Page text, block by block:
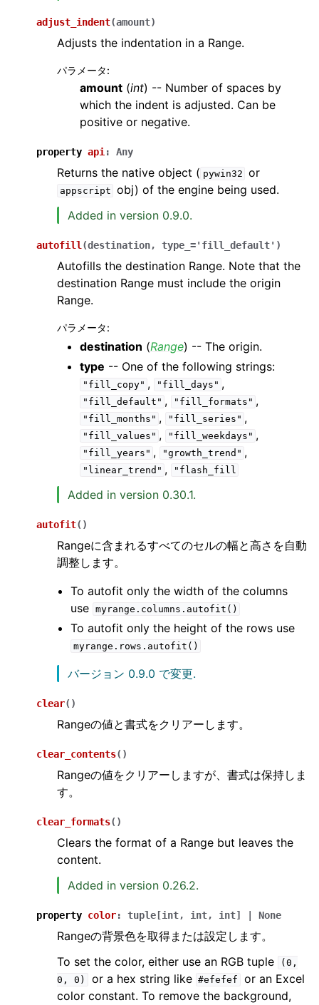
adjust_indent(amount)
Adjusts the indentation in a Range.
パラメータ:
amount (int) -- Number of spaces by
which the indent is adjusted. Can be
positive or negative.
property api : Any
Returns the native object ( pywin32 or
appscript obj) of the engine being used.
Added in version 0.9.0.
autofill (destination, type_ ='fill_default' )
Autofills the destination Range. Note that the
destination Range must include the origin
Range.
パラメータ:
destination (Range) -- The origin.
type -- One of the following strings:
"fill_copy" , "fill_days" ,
"fill_default" , "fill_formats" ,
"fill_months" , "fill_series" ,
"fill_values" , "fill_weekdays" ,
"fill_years" , "growth_trend" ,
"linear_trend" , "flash_fill
Added in version 0.30.1.
autofit( )
Rangeに含まれるすべてのセルの幅と高さを自動
調整します。
To autofit only the width of the columns
use myrange.columns.autofit()
To autofit only the height of the rows use
myrange.rows.autofit()
バージョン 0.9.0 で変更.
clear( )
Rangeの値と書式をクリアーします。
clear_contents( )
Rangeの値をクリアーしますが、書式は保持しま
す。
clear_formats( )
Clears the format of a Range but leaves the
content.
Added in version 0.26.2.
property color: tuple [int, int, int] None
Rangeの背景色を取得または設定します。
To set the color, either use an RGB tuple
(0,
0,
0) or a hex string like #efefef
or an Excel
color constant. To remove the background,